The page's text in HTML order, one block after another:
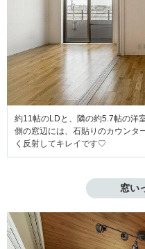
約11帖のLDと、隣の約5.7帖の洋
側の窓辺には、石貼りのカウンタ
く反射してキレイです♡
窓い